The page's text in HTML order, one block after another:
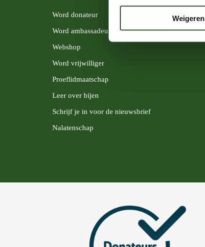
Weigeren
Word donateur
Word ambassadeur
Webshop
Word vrijwilliger
Proeflidmaatschap
Leer over bijen
Schrijf je in voor de nieuwsbrief
Nalatenschap